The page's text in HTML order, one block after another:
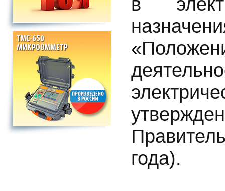
года).